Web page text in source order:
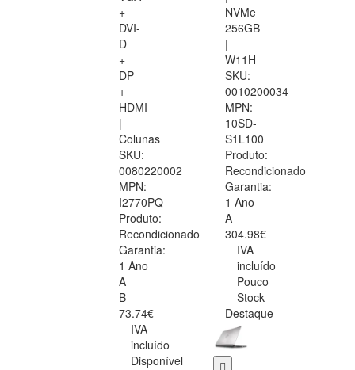
+
DVI-
D
+
DP
+
HDMI
|
Colunas
SKU:
0080220002
MPN:
I2770PQ
Produto:
Recondicionado
Garantia:
1 Ano
A
B
73.74€
IVA
incluído
Disponível
NVMe
256GB
|
W11H
SKU:
0010200034
MPN:
10SD-
S1L100
Produto:
Recondicionado
Garantia:
1 Ano
A
304.98€
IVA
incluído
Pouco
Stock
Destaque